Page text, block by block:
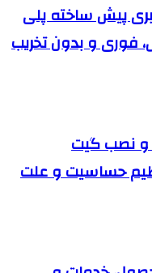
پیش ساخته پلی
فوری و بدون تخریب
و نصب گیت
حساسیت و علت